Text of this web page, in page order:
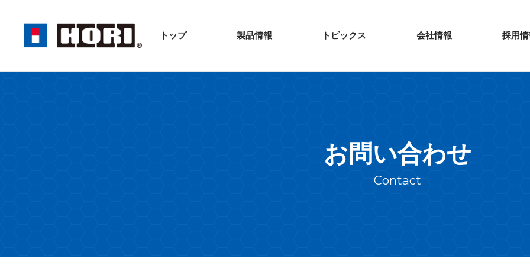
トップ 製品情報 トピックス 会社情報 採用
お問い合わせ
Contact